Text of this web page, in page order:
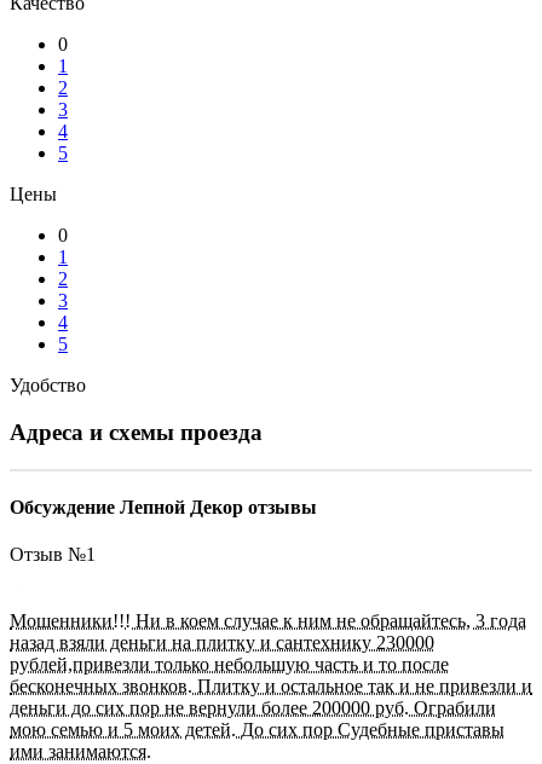
0
1
2
3
4
5
Цены
0
1
2
3
4
5
Удобство
Адреса и схемы проезда
Обсуждение Лепной Декор отзывы
Отзыв №1
Мошенники!!! Ни в коем случае к ним не обращайтесь, 3 года
назад взяли деньги на плитку и сантехнику 230000
рублей,привезли только небольшую часть и то после
бесконечных звонков. Плитку и остальное так и не привезли и
деньги до сих пор не вернули более 200000 руб. Ограбили
мою семью и 5 моих детей. До сих пор Судебные приставы
ими занимаются.